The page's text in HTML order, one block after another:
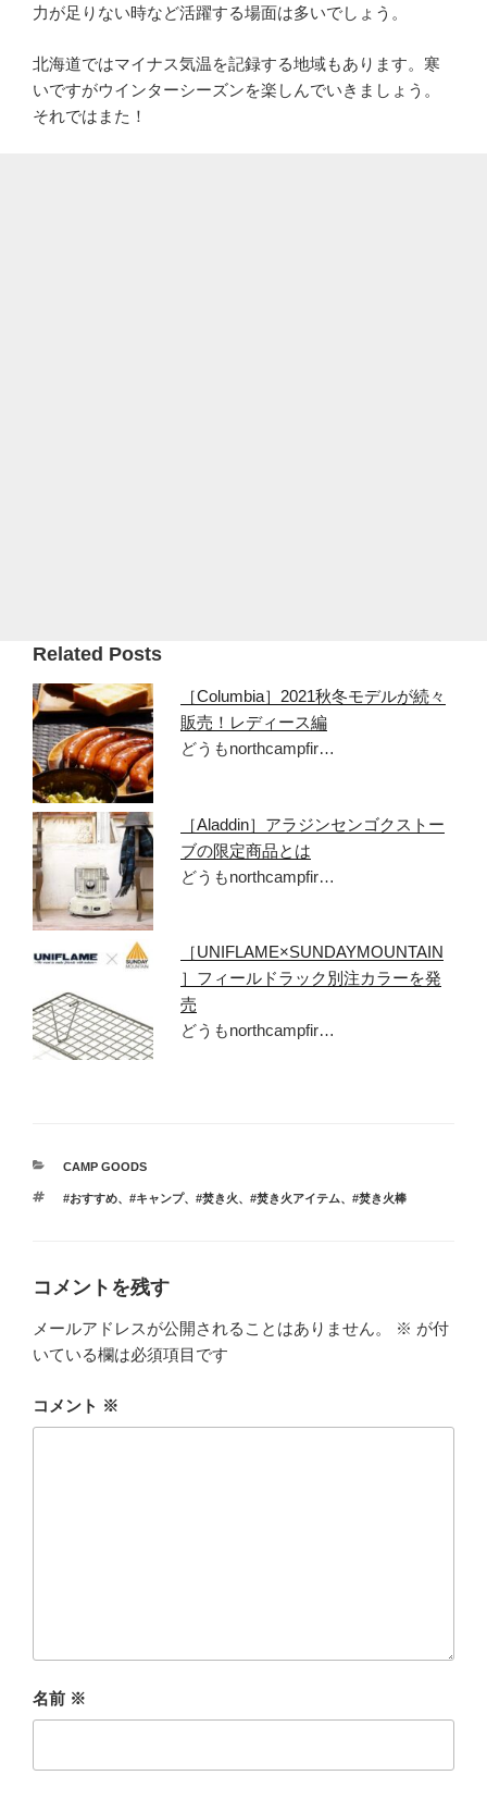
力が足りない時など活躍する場面は多いでしょう。
北海道ではマイナス気温を記録する地域もあります。寒
いですがウインターシーズンを楽しんでいきましょう。
それではまた！
Related Posts
［Columbia］2021秋冬モデルが続々
販売！レディース編
どうもnorthcampfir…
［Aladdin］アラジンセンゴクストー
ブの限定商品とは
どうもnorthcampfir…
［UNIFLAME×SUNDAYMOUNTAIN
］フィールドラック別注カラーを発
売
どうもnorthcampfir…
カ
ゴ
CAMP GOODS
タ
#おすすめ、 #キャンプ、 #焚き火、 #焚き火アイテム、 #焚き火棒
コメントを残す
メールアドレスが公開されることはありません。 ※ が付
いている欄は必須項目です
コメント ※
名前 ※